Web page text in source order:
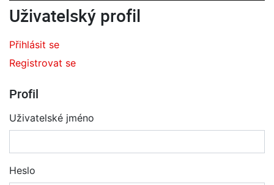
Uživatelský profil
Přihlásit se
Registrovat se
Profil
Uživatelské jméno
Heslo